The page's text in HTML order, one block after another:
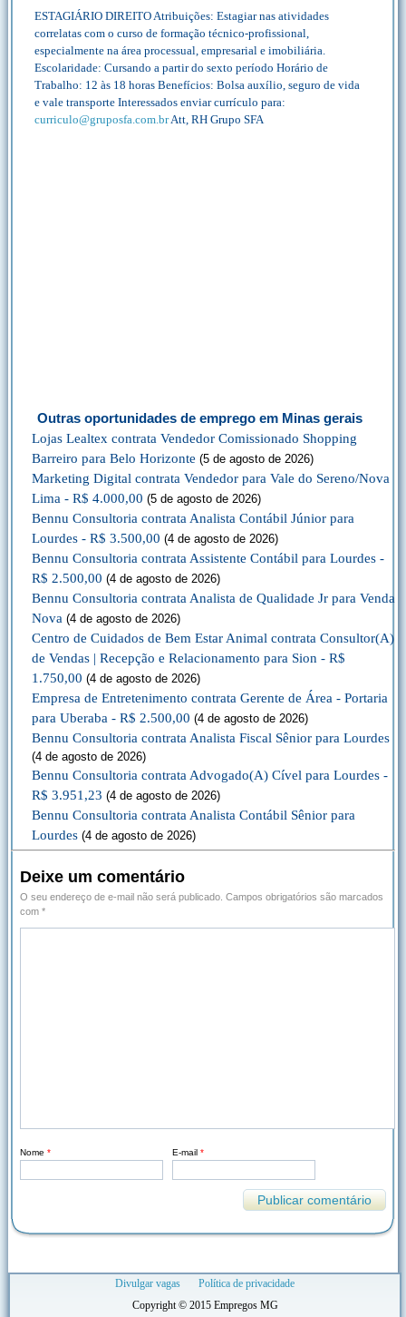
ESTAGIÁRIO DIREITO Atribuições: Estagiar nas atividades
correlatas com o curso de formação técnico-profissional,
especialmente na área processual, empresarial e imobiliária.
Escolaridade: Cursando a partir do sexto período Horário de
Trabalho: 12 às 18 horas Benefícios: Bolsa auxílio, seguro de vida
e vale transporte Interessados enviar currículo para:
curriculo@gruposfa.com.brAtt, RH Grupo SFA
Outras oportunidades de emprego em Minas gerais
Lojas Lealtex contrata Vendedor Comissionado Shopping
Barreiro para Belo Horizonte (5 de agosto de 2026)
Marketing Digital contrata Vendedor para Vale do Sereno/Nova
Lima - R$ 4.000,00 (5 de agosto de 2026)
Bennu Consultoria contrata Analista Contábil Júnior para
Lourdes - R$ 3.500,00 (4 de agosto de 2026)
Bennu Consultoria contrata Assistente Contábil para Lourdes -
R$ 2.500,00 (4 de agosto de 2026)
Bennu Consultoria contrata Analista de Qualidade Jr para Venda
Nova (4 de agosto de 2026)
Centro de Cuidados de Bem Estar Animal contrata Consultor(A)
de Vendas | Recepção e Relacionamento para Sion - R$
1.750,00 (4 de agosto de 2026)
Empresa de Entretenimento contrata Gerente de Área - Portaria
para Uberaba - R$ 2.500,00 (4 de agosto de 2026)
Bennu Consultoria contrata Analista Fiscal Sênior para Lourdes
(4 de agosto de 2026)
Bennu Consultoria contrata Advogado(A) Cível para Lourdes -
R$ 3.951,23 (4 de agosto de 2026)
Bennu Consultoria contrata Analista Contábil Sênior para
Lourdes (4 de agosto de 2026)
Deixe um comentário
O seu endereço de e-mail não será publicado. Campos obrigatórios são marcados
com *
Nome * E-mail *
Divulgar vagas
Política de privacidade
Copyright © 2015 Empregos MG